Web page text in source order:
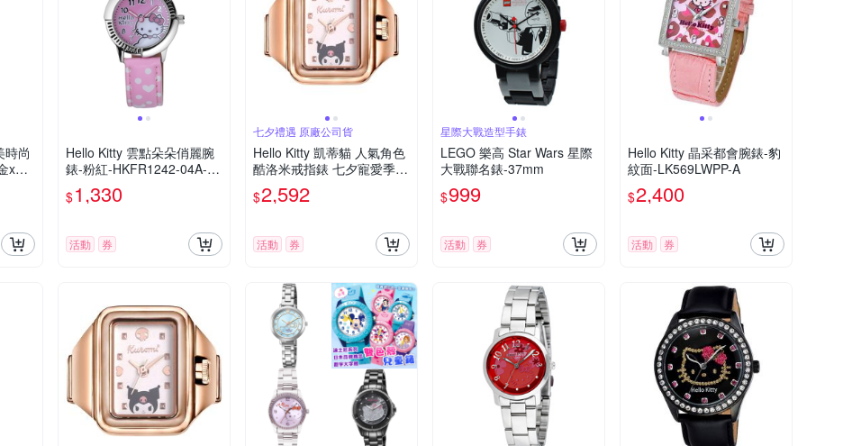
時尚
x白/
夕
Hello Kitty 雲點朵朵俏麗腕
錶-粉紅-HKFR1242-04A-28
mm
$1,330
活動 券
七夕禮遇 原廠公司貨
Hello Kitty 凱蒂貓 人氣角色
酷洛米戒指錶 七夕寵愛季
送禮推薦-玫瑰金 LK713LR
WI-A
$2,592
活動 券
星際大戰造型手錶
LEGO 樂高 Star Wars 星際
大戰聯名錶-37mm
$999
活動 券
Hello Kitty 晶采都會腕錶-豹
紋面-LK569LWPP-A
$2,400
活動 券